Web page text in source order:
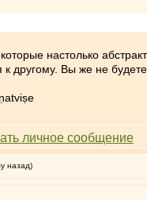
настолько
другому. Вы же не
назад)